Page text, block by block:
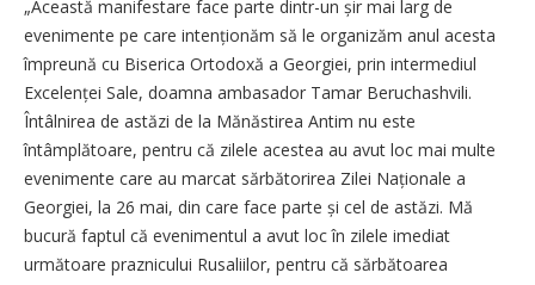
„Această manifestare face parte dintr-un șir mai larg de
evenimente pe care intenționăm să le organizăm anul acesta
împreună cu Biserica Ortodoxă a Georgiei, prin intermediul
Excelenței Sale, doamna ambasador Tamar Beruchashvili.
Întâlnirea de astăzi de la Mănăstirea Antim nu este
întâmplătoare, pentru că zilele acestea au avut loc mai multe
evenimente care au marcat sărbătorirea Zilei Naționale a
Georgiei, la 26 mai, din care face parte și cel de astăzi. Mă
bucură faptul că evenimentul a avut loc în zilele imediat
următoare praznicului Rusaliilor, pentru că sărbătoarea